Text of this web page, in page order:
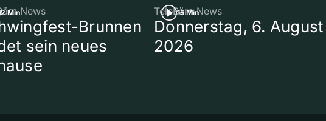
2 MinNews
Brunnen
sein neues
15 Min
TeleBärn News
Donnerstag, 6. August
2026